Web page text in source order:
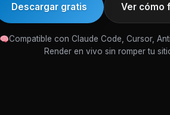
Descargar gratis Ver cómo
Compatible con Claude Code, Cursor,
Render en vivo sin romper tu